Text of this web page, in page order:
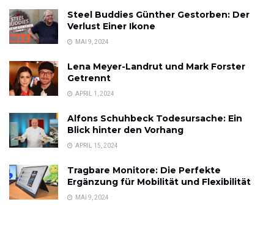
Steel Buddies Günther Gestorben: Der
Verlust Einer Ikone
MAI 9, 2024
Lena Meyer-Landrut und Mark Forster
Getrennt
APRIL 1, 2024
Alfons Schuhbeck Todesursache: Ein
Blick hinter den Vorhang
APRIL 15, 2024
Tragbare Monitore: Die Perfekte
Ergänzung für Mobilität und Flexibilität
MAI 9, 2024